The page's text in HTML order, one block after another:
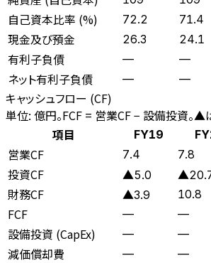
自己資本比率 (%) 72.2 71.4
現金及び預金 26.3 24.1
有利子負債 — —
ネット有利子負債 — —
キャッシュフロー (CF)
単位: 億円。FCF = 営業CF − 設備投資。▲
項目
FY19
営業CF 7.4 7.8
投資CF ▲5.0
財務CF ▲3.9 10.8
FCF — —
設備投資 (CapEx) — —
減価償却費 — —